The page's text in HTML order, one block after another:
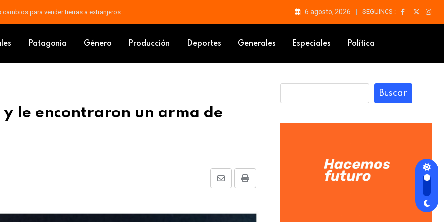
un frente frío avanza sobre Argentina 6 agosto, 2026 SEGUINOS :
Patagonia Género Producción Deportes Generales Especiales Política
y le encontraron un arma de
Print
Share
Email
Buscar